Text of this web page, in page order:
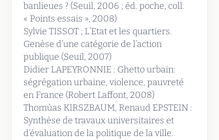
banlieues ? (Seuil, 2006 ; éd. poche, coll.
« Points essais », 2008)
Sylvie TISSOT ; L’Etat et les quartiers.
Genèse d’une catégorie de l’action
publique (Seuil, 2007)
Didier LAPEYRONNIE : Ghetto urbain:
ségrégation urbaine, violence, pauvreté
en France (Robert Laffont, 2008)
Thomùas KIRSZBAUM, Renaud EPSTEIN :
Synthèse de travaux universitaires et
d’évaluation de la politique de la ville.